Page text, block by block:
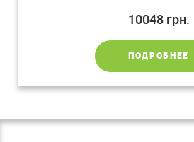
10048 грн.
ПОДРОБНЕЕ